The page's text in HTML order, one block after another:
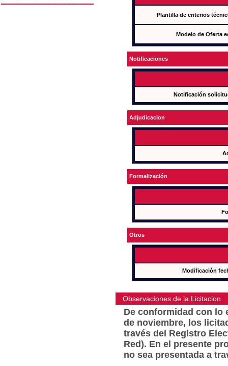
Plantilla de criterios
Modelo de Oferta
Notificaciones
Notificación
Adjudicacion
Formalización
Otros
Modificación
Observaciones de la Licitacion
De conformidad con lo
de noviembre, los
través del Registro
Red). En el presente
no sea presentada a